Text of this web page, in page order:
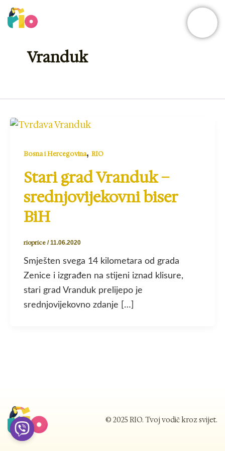
Skip
to
Vranduk
Bosna i Hercegovina, RIO
Stari grad Vranduk –
srednjovijekovni biser
BiH
rioprice /11.06.2020
Smješten svega 14 kilometara od grada
Zenice i izgrađen na stijeni iznad klisure,
stari grad Vranduk prelijepo je
srednjovijekovno zdanje […]
© 2025 RIO. Tvoj vodič kroz svijet.